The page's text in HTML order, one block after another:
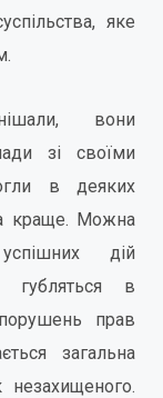
яке
вони
зі своїми
в деяких
краще. Можна
дій
губляться в
прав
загальна